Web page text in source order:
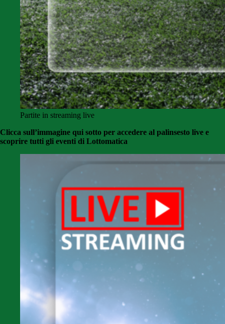
Partite in streaming live
Clicca sull’immagine qui sotto per accedere al palinsesto live e
scoprire tutti gli eventi di Lottomatica